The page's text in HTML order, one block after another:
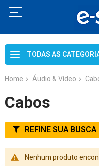
Skip
to
ContentTODAS AS
Home Áudio & Vídeo
Cabos
Nenhum produto
REFINE SUA BUSCA